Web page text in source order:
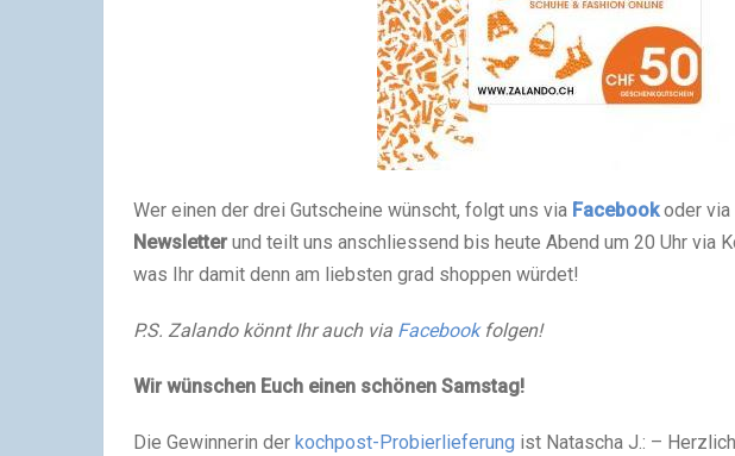
Wer einen der drei Gutscheine wünscht, folgt uns via Facebook oder via
Newsletter und teilt uns anschliessend bis heute Abend um 20 Uhr via
was Ihr damit denn am liebsten grad shoppen würdet!
P.S. Zalando könnt Ihr auch via Facebookfolgen!
Wir wünschen Euch einen schönen Samstag!
Die Gewinnerin der kochpost-Probierlieferung ist Natascha J.: –